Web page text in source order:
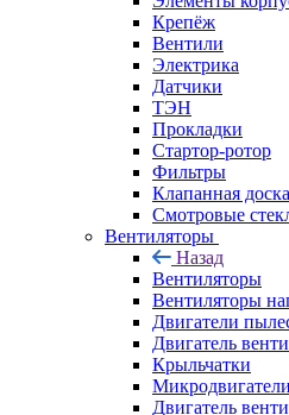
Крепёж
Вентили
Электрика
Датчики
ТЭН
Прокладки
Стартор-ротор
Фильтры
Клапанная доска
Смотровые
Вентиляторы
Назад
Вентиляторы
Вентиляторы
Двигатели
Двигатель
Крыльчатки
Микродвигатели
Двигатель